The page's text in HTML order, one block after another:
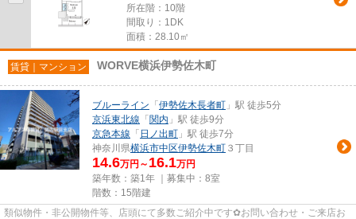
所在階：10階
間取り：1DK
面積：28.10㎡
賃貸｜マンション WORVE横浜伊勢佐木町
ブルーライン 「 伊勢佐木長者町 」駅 徒歩5分
京浜東北線 「 関内 」駅 徒歩9分
京急本線 「 日ノ出町 」駅 徒歩7分
神奈川県横浜市中区伊勢佐木町 ３丁目
14.6万円～ 16.1万円
築年数：築1年 ｜募集中： 8室
階数：15階建
類似物件・非公開物件等、店頭にて多数ご紹介中です✿お問い合わせ・ご来店お